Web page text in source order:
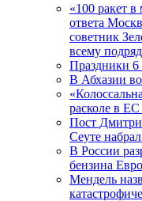
«100 ракет
ответа
советник
всему
Праздники 6
В Абхазии
расколе в
Пост
Сеуте
В России
бензина
Мендель